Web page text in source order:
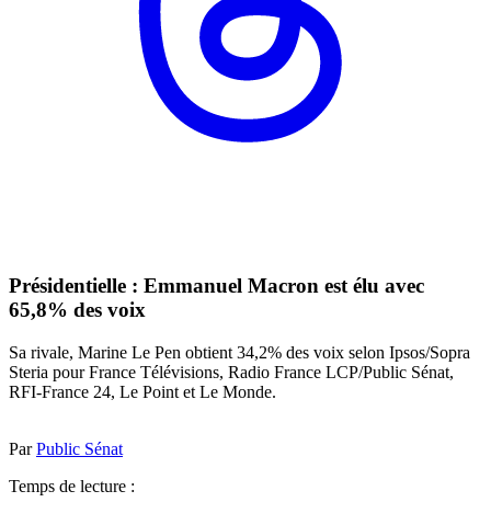
Présidentielle : Emmanuel Macron est élu avec
65,8% des voix
Sa rivale, Marine Le Pen obtient 34,2% des voix selon Ipsos/Sopra
Steria pour France Télévisions, Radio France LCP/Public Sénat,
RFI-France 24, Le Point et Le Monde.
ParPublic Sénat
Temps de lecture :